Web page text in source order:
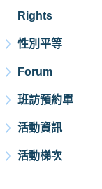
Rights
性別平等
Forum
班訪預約單
活動資訊
活動梯次